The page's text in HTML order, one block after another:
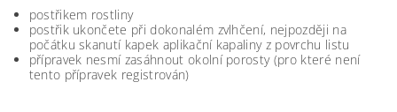
postřikem rostliny
postřik ukončete při dokonalém zvlhčení, nejpozději na
počátku skanutí kapek aplikační kapaliny z povrchu listu
přípravek nesmí zasáhnout okolní porosty (pro které není
tento přípravek registrován)